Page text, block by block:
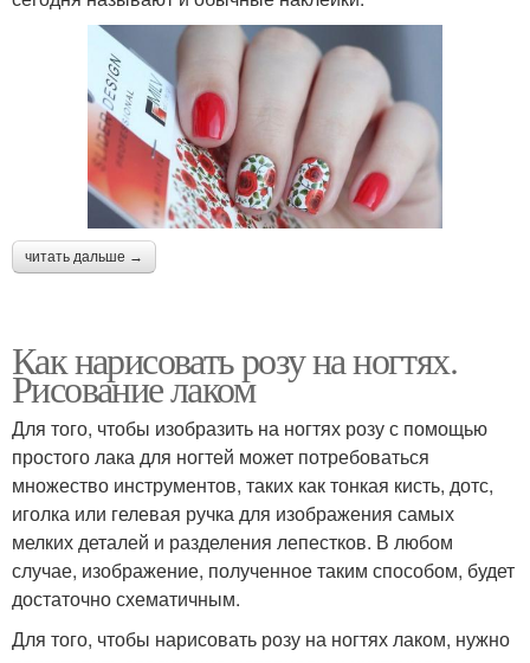
читать дальше →
Как нарисовать розу на ногтях.
Рисование лаком
Для того, чтобы изобразить на ногтях розу с помощью
простого лака для ногтей может потребоваться
множество инструментов, таких как тонкая кисть, дотс,
иголка или гелевая ручка для изображения самых
мелких деталей и разделения лепестков. В любом
случае, изображение, полученное таким способом, будет
достаточно схематичным.
Для того, чтобы нарисовать розу на ногтях лаком, нужно